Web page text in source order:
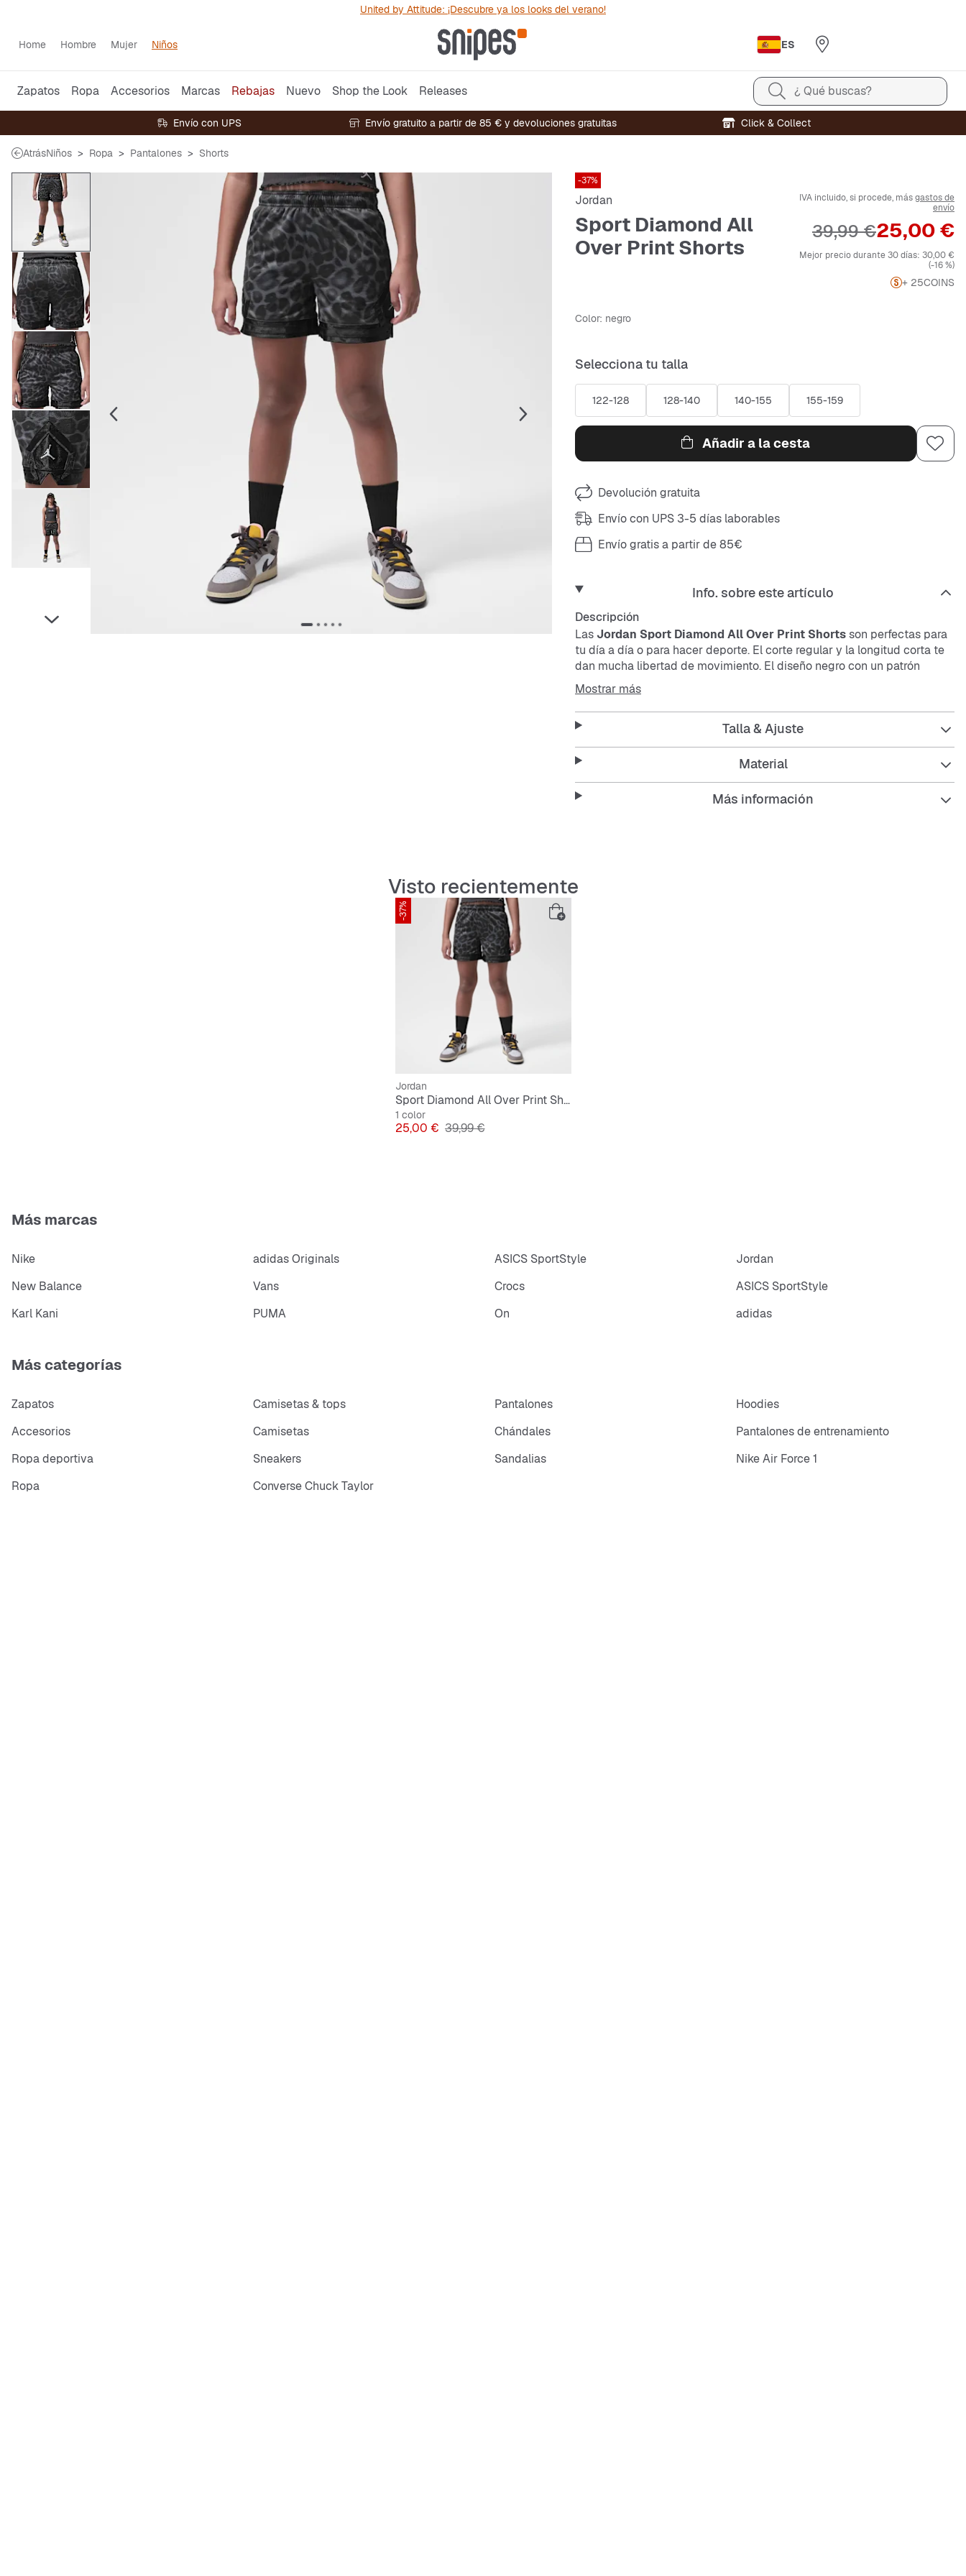
United by Attitude: ¡Descubre ya los looks del verano!
Home Hombre Mujer Niños ES
Zapatos Ropa Accesorios Marcas Rebajas Nuevo Shop the Look Releases ¿ Qué buscas?
Envío con UPS Envío gratuito a partir de 85 € y devoluciones gratuitas Click & Collect
AtrásNiños Ropa Pantalones Shorts
-37%
Jordan
Sport Diamond All
Over Print Shorts
IVA incluido, si procede, másgastos de
envío
Precio
25,00 €
Precio original
39,99 €
Mejor precio durante 30 días: 30,00 €
(-16 %)
+ 25COINS
Color: negro
Selecciona tu talla
122-128 128-140 140-155 155-159
Añadir a la cesta
Devolución gratuita
Envío con UPS 3-5 días laborables
Envío gratis a partir de 85€
Info. sobre este artículo
Descripción
Las Jordan Sport Diamond All Over Print Shortsson perfectas para
tu día a día o para hacer deporte. El corte regular y la longitud corta te
dan mucha libertad de movimiento. El diseño negro con un patrón
llamativo las hace destacar. Son transpirables y fáciles de cuidar, para
que siempre estés fresco.
Mostrar más
Talla & Ajuste
Material
Más información
Visto recientemente
-37%
Jordan
Sport Diamond All Over Print Shorts
1 color
Precio
25,00 € Precio original
39,99 €
Más marcas
Nike adidas Originals ASICS SportStyle
Jordan
New Balance
Vans Crocs
ASICS SportStyle
Karl Kani
PUMA On adidas
Más categorías
Zapatos Camisetas & tops Pantalones
Hoodies
Accesorios
Camisetas Chándales
Pantalones de entrenamiento
Ropa deportiva
Sneakers Sandalias
Nike Air Force 1
Ropa
Converse Chuck Taylor